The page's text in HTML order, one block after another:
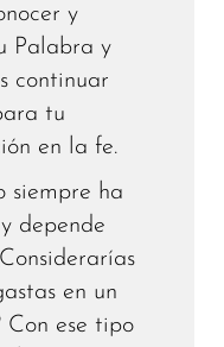
y
Palabra y
continuar
tu
en la fe.
siempre ha
depende
en un
Con ese tipo